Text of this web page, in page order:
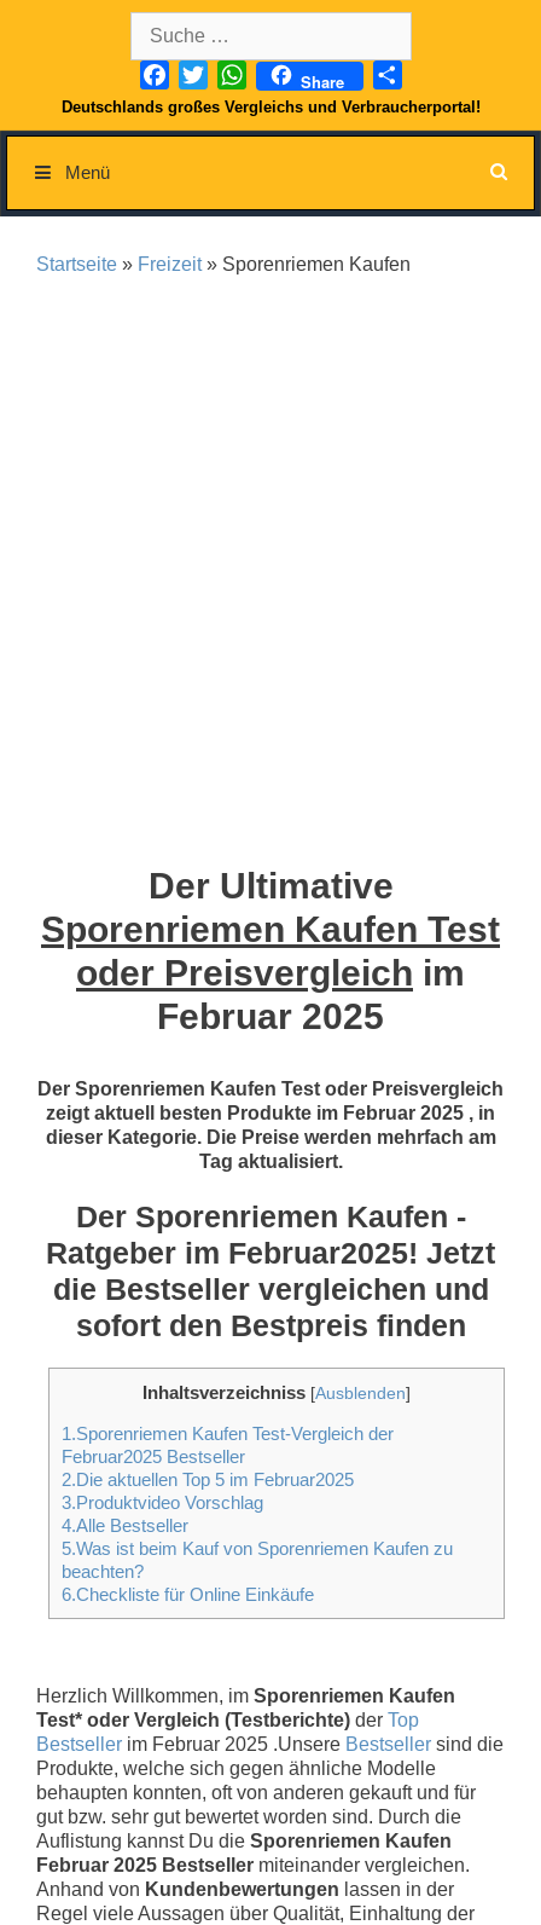
nach:
Facebook
TwitterWhatsApp
Share
Deutschlands großes Vergleichs und Verbraucherportal!
Menü
Startseite » Freizeit» Sporenriemen Kaufen
Der Ultimative
Sporenriemen Kaufen Test
oder Preisvergleich im
Februar 2025
Der Sporenriemen Kaufen Test oder Preisvergleich
zeigt aktuell besten Produkte im Februar 2025 , in
dieser Kategorie. Die Preise werden mehrfach am
Tag aktualisiert.
Der Sporenriemen Kaufen -
Ratgeber im Februar2025! Jetzt
die Bestseller vergleichen und
sofort den Bestpreis finden
Inhaltsverzeichniss [Ausblenden]
1.Sporenriemen Kaufen Test-Vergleich der
Februar2025 Bestseller
2.Die aktuellen Top 5 im Februar2025
3.Produktvideo Vorschlag
4.Alle Bestseller
5.Was ist beim Kauf von Sporenriemen Kaufen zu
beachten?
6.Checkliste für Online Einkäufe
Herzlich Willkommen, im Sporenriemen Kaufen
Test* oder Vergleich (Testberichte) der Top
Bestseller im Februar 2025 .Unsere Bestseller sind die
Produkte, welche sich gegen ähnliche Modelle
behaupten konnten, oft von anderen gekauft und für
gut bzw. sehr gut bewertet worden sind. Durch die
Auflistung kannst Du die Sporenriemen Kaufen
Februar 2025 Bestseller miteinander vergleichen.
Anhand von Kundenbewertungen lassen in der
Regel viele Aussagen über Qualität, Einhaltung der